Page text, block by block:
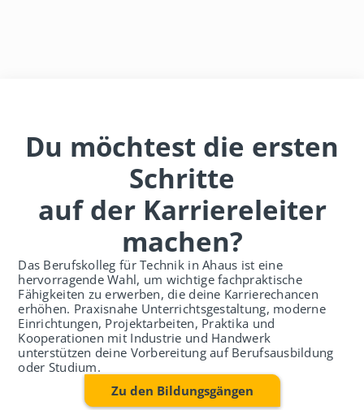
Du möchtest die ersten
Schritte
auf der Karriereleiter
machen?
Das Berufskolleg für Technik in Ahaus ist eine
hervorragende Wahl, um wichtige fachpraktische
Fähigkeiten zu erwerben, die deine Karrierechancen
erhöhen. Praxisnahe Unterrichtsgestaltung, moderne
Einrichtungen, Projektarbeiten, Praktika und
Kooperationen mit Industrie und Handwerk
unterstützen deine Vorbereitung auf Berufsausbildung
oder Studium.
Zu den Bildungsgängen